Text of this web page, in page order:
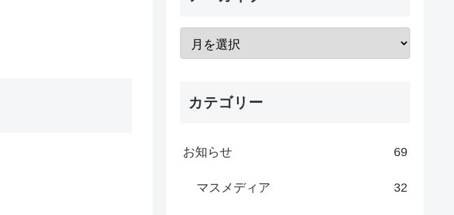
カテゴリー
お知らせ 69
マスメディア 32